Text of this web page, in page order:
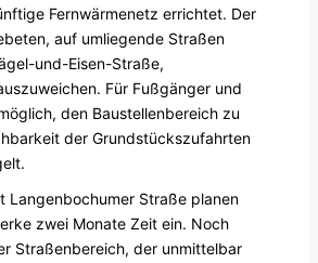
Fernwärmenetz errichtet. Der
auf umliegende Straßen
und-Eisen-Straße,
Für Fußgänger und
den Baustellenbereich zu
der Grundstückszufahrten
Langenbochumer Straße planen
zwei Monate Zeit ein. Noch
Straßenbereich, der unmittelbar